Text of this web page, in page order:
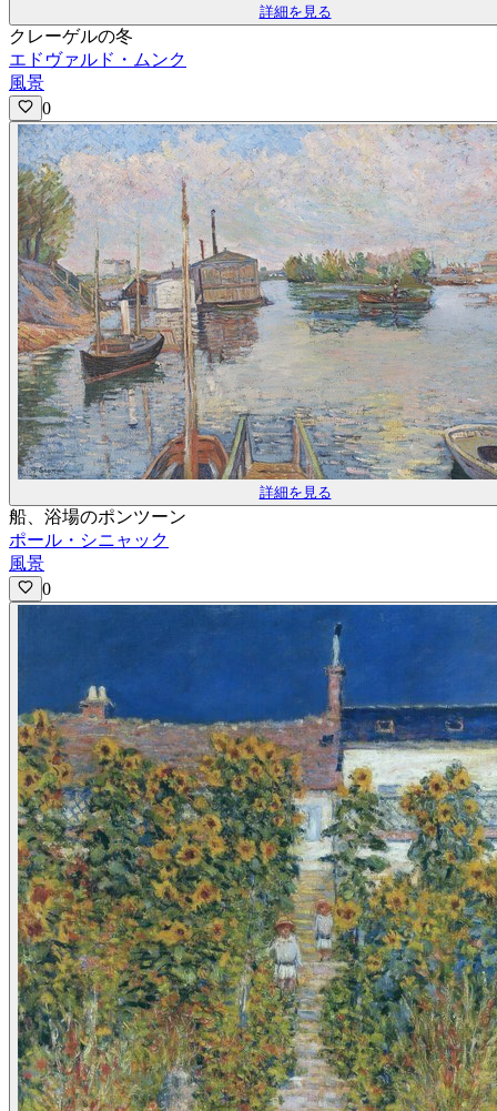
詳細を見る
クレーゲルの冬
エドヴァルド・ムンク
風景
0
詳細を見る
船、浴場のポンツーン
ポール・シニャック
風景
0